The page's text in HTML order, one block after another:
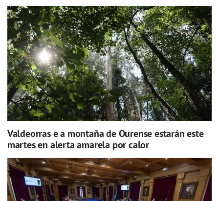
Valdeorras e a montaña de Ourense estarán este
martes en alerta amarela por calor